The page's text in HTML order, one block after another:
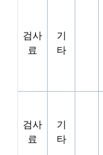
검사
료
기
타
검사
료
기
타